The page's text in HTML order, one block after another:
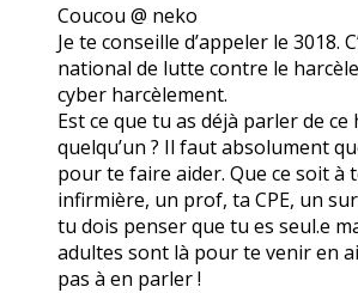
Coucou @ neko
Je te conseille d’appeler le 3018.
national de lutte contre le
cyber harcèlement.
Est ce que tu as déjà parler de ce
quelqu’un ? Il faut absolument
pour te faire aider. Que ce soit à
infirmière, un prof, ta CPE, un
tu dois penser que tu es seul.e
adultes sont là pour te venir en
pas à en parler !